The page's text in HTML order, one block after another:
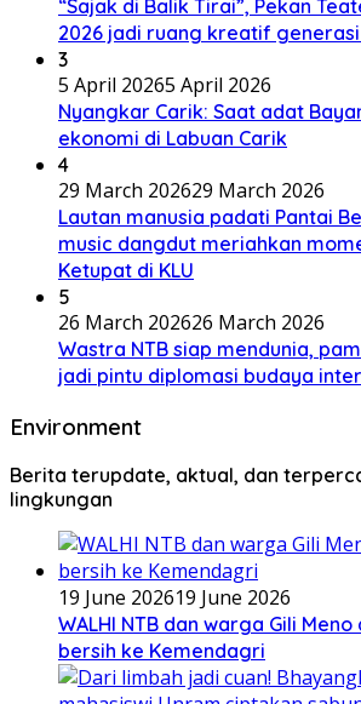
“Sajak di Balik Tirai”, Pekan
2026 jadi ruang kreatif
3
5 April 20265 April 2026
Nyangkar Carik: Saat adat
ekonomi di Labuan Carik
4
29 March 202629 March 2026
Lautan manusia padati Pantai
music dangdut meriahkan
Ketupat di KLU
5
26 March 202626 March 2026
Wastra NTB siap mendunia,
jadi pintu diplomasi budaya
Environment
Berita terupdate, aktual, dan
lingkungan
19 June 202619 June 2026
WALHI NTB dan warga Gili
bersih ke Kemendagri